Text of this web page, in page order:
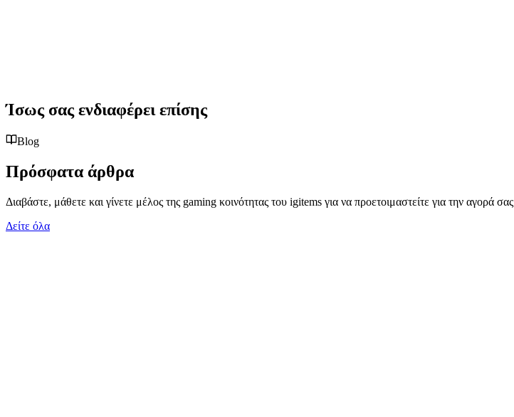
Ίσως σας ενδιαφέρει επίσης
Blog
Πρόσφατα άρθρα
Διαβάστε, μάθετε και γίνετε μέλος της gaming κοινότητας του igitems για να προετοιμαστείτε για την αγορά σας
Δείτε όλα